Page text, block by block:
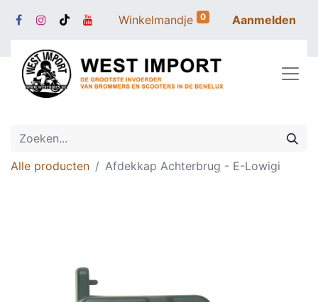
Winkelmandje 0 Aanmelden
Alle producten Afdekkap Achterbrug - E-Lowigi